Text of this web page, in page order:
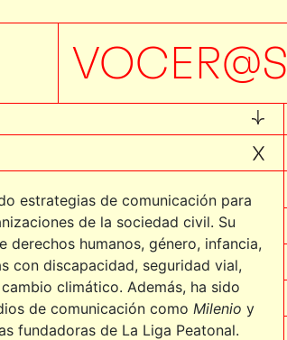
VOCER@S
estrategias de comunicación para
de la sociedad civil. Su
derechos humanos, género, infancia,
con discapacidad, seguridad vial,
climático. Además, ha sido
de comunicación como Milenio y
fundadoras de La Liga Peatonal.